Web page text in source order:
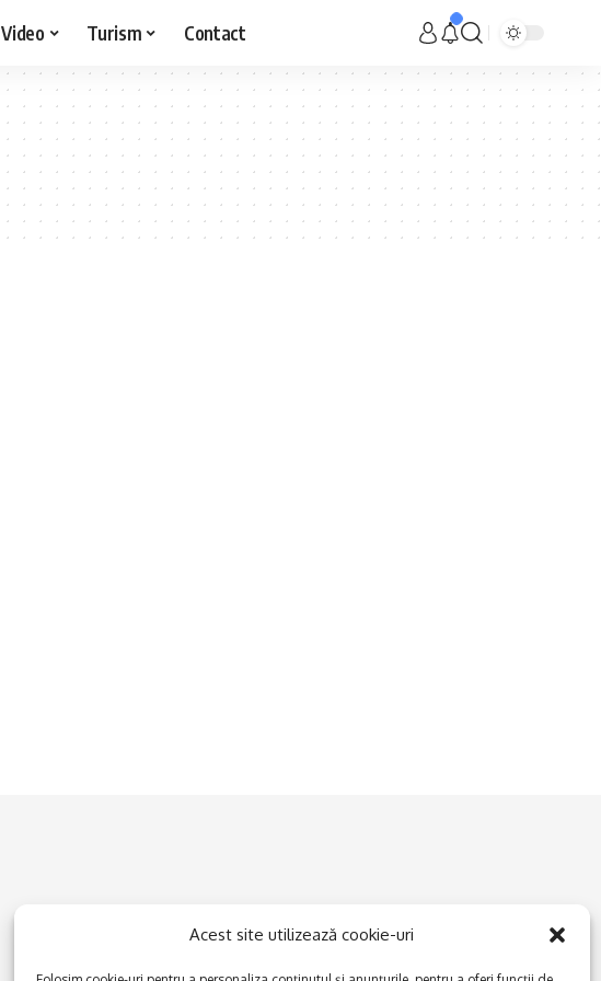
Acest site utilizează cookie-uri
Video Turism Contact